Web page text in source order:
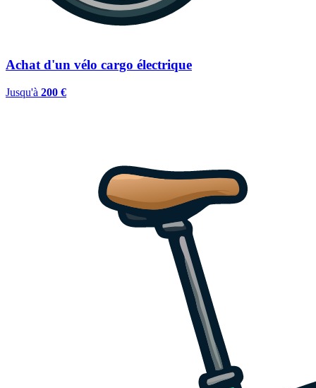
Achat d'un vélo cargo électrique
Jusqu'à 200 €